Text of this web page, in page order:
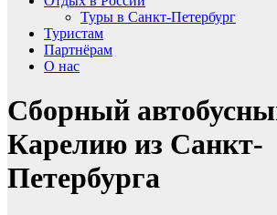
Туры в Санкт-Петербург
Туристам
Партнёрам
О нас
Сборный
Карелию из Санкт-
Петербурга